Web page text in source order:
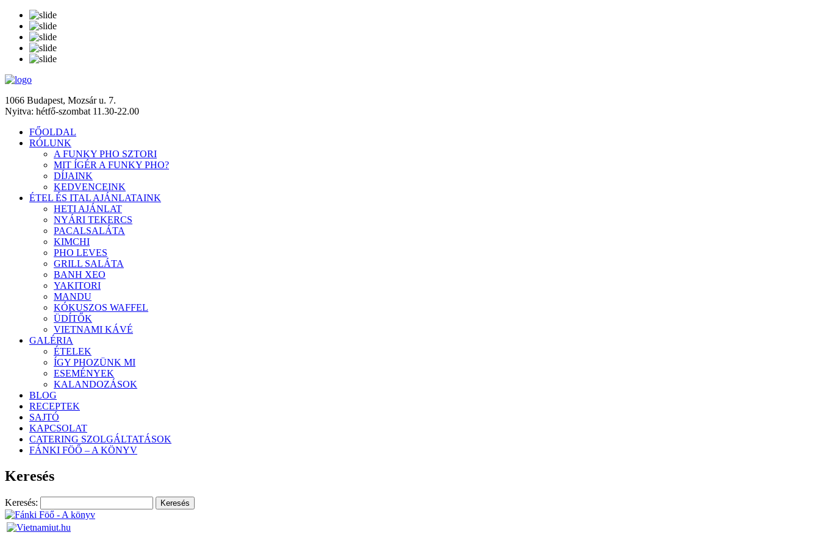
1066 Budapest, Mozsár u. 7.
Nyitva: hétfő-szombat 11.30-22.00
FŐOLDAL
RÓLUNK
A FUNKY PHO SZTORI
MIT ÍGÉR A FUNKY PHO?
DÍJAINK
KEDVENCEINK
ÉTEL ÉS ITAL AJÁNLATAINK
HETI AJÁNLAT
NYÁRI TEKERCS
PACALSALÁTA
KIMCHI
PHO LEVES
GRILL SALÁTA
BANH XEO
YAKITORI
MANDU
KÓKUSZOS WAFFEL
ÜDÍTŐK
VIETNAMI KÁVÉ
GALÉRIA
ÉTELEK
ÍGY PHOZÜNK MI
ESEMÉNYEK
KALANDOZÁSOK
BLOG
RECEPTEK
SAJTÓ
KAPCSOLAT
CATERING SZOLGÁLTATÁSOK
FÁNKI FÖŐ – A KÖNYV
Keresés
Keresés: